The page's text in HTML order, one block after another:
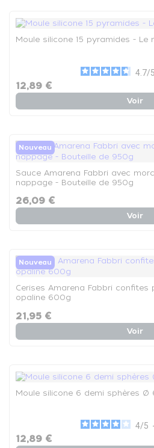
Moule silicone 15 pyramides - Le
4.7/5
12,89 €
Voir
Nouveau
Sauce Amarena Fabbri avec
nappage - Bouteille de 950g
26,09 €
Voir
Nouveau
Cerises Amarena Fabbri
opaline 600g
21,95 €
Voir
Moule silicone 6 demi sphères Ø
4/5 -
12,89 €